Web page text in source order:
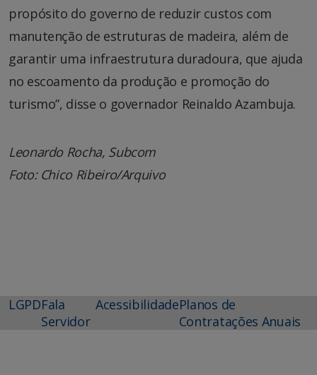
propósito do governo de reduzir custos com
manutenção de estruturas de madeira, além de
garantir uma infraestrutura duradoura, que ajuda
no escoamento da produção e promoção do
turismo”, disse o governador Reinaldo Azambuja.
Leonardo Rocha, Subcom
Foto: Chico Ribeiro/Arquivo
LGPDFala
Servidor
AcessibilidadePlanos de
Contratações Anuais